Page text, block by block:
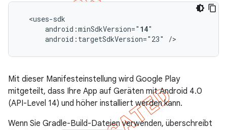
android:minSdkVersion=" 14
android:targetSdkVersion="23"
/>
Mit dieser Manifesteinstellung wird Google Play
mitgeteilt, dass Ihre App auf Geräten mit Android 4.0
(API-Level 14) und höher installiert werden kann.
Wenn Sie Gradle-Build-Dateien verwenden, überschreibt